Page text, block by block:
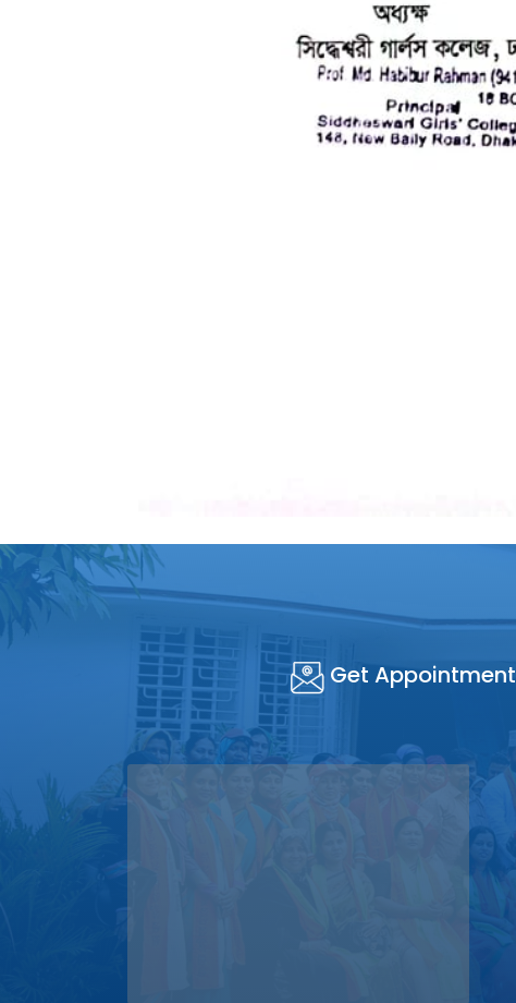
Get Appointment